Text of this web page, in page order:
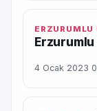
ERZURUMLU
4 Ocak 2023